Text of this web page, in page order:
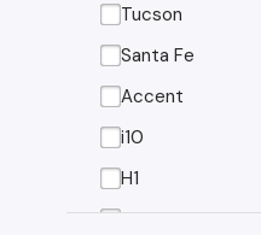
Tucson
Santa Fe
Accent
i10
H1
EON